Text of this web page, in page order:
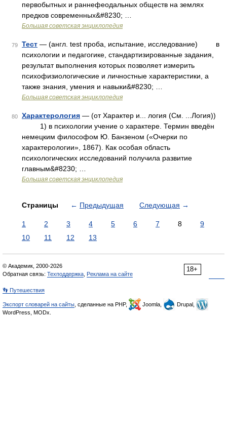
первобытных и раннефеодальных обществ на землях
предков современных&#8230; …
Большая советская энциклопедия
79 Тест — (англ. test проба, испытание, исследование) в
психологии и педагогике, стандартизированные задания,
результат выполнения которых позволяет измерить
психофизиологические и личностные характеристики, а
также знания, умения и навыки&#8230; …
Большая советская энциклопедия
80 Характерология — (от Характер и... логия (См. ...Логия))
1) в психологии учение о характере. Термин введён
немецким философом Ю. Банзеном («Очерки по
характерологии», 1867). Как особая область
психологических исследований получила развитие
главным&#8230; …
Большая советская энциклопедия
Страницы ← Предыдущая Следующая →
1 2 3 4 5 6 7 8
9
10
11 12 13
18+
© Академик, 2000-2026
Обратная связь: Техподдержка Реклама на сайте
👣 Путешествия
Экспорт словарей на сайты , сделанные на PHP, Joomla,
Drupal,
WordPress, MODx.